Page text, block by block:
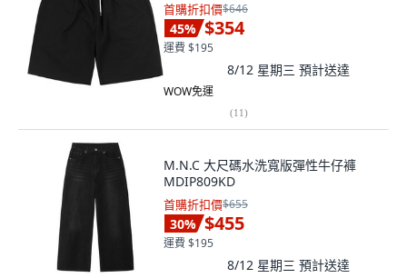
首購折扣價$646
45% $354
運費 $195
8/12 星期三 預計送達
WOW免運
(11)
M.N.C 大尺碼水洗寬版彈性牛仔褲
MDIP809KD
首購折扣價$655
30% $455
運費 $195
8/12 星期三 預計送達